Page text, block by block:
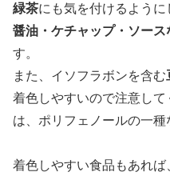
緑茶にも気を付けるように
醤油・ケチャップ・ソース
す。
また、イソフラボンを含む
着色しやすいので注意し
は、ポリフェノールの一種
着色しやすい食品もあれ